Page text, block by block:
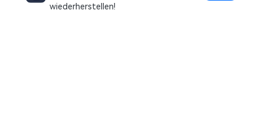
wiederherstellen!